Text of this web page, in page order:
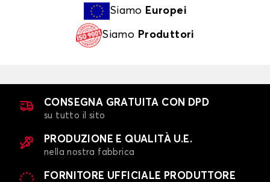
Siamo Europei
Siamo Produttori
CONSEGNA GRATUITA CON DPD
su tutto il sito
PRODUZIONE E QUALITÀ U.E.
nella nostra fabbrica
FORNITORE UFFICIALE PRODUTTORE